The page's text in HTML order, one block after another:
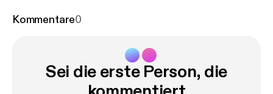
Kommentare0
Sei die erste Person, die